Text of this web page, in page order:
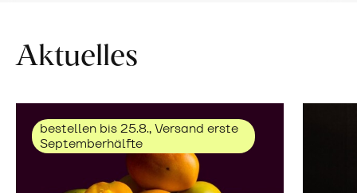
Aktuelles
bestellen bis 25.8., Versand erste
Septemberhälfte